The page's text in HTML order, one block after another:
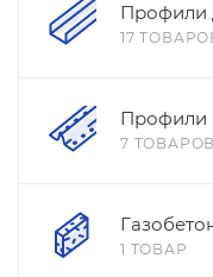
Профили
17
Профили
7 ТОВАРОВ
1 ТОВАР